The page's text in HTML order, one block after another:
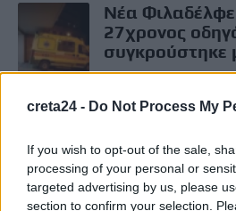
creta24 - Do Not Process My
If you wish to opt-out of the sale,
processing of your personal or
targeted advertising by us, please
section to confirm your selection.
Νέα
27χρονος
συγκρούστηκε
19 Δεκεμβρίου, 2025
Λιμενικό και Frontex
545 μετανάστες